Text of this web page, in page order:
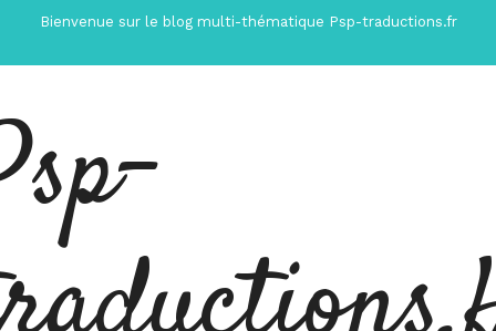
contenu
Bienvenue sur le blog multi-thématique Psp-traductions.fr